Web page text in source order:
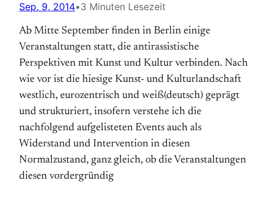
Sep. 9, 2014•3 Minuten Lesezeit
Ab Mitte September finden in Berlin einige
Veranstaltungen statt, die antirassistische
Perspektiven mit Kunst und Kultur verbinden. Nach
wie vor ist die hiesige Kunst- und Kulturlandschaft
westlich, eurozentrisch und weiß(deutsch) geprägt
und strukturiert, insofern verstehe ich die
nachfolgend aufgelisteten Events auch als
Widerstand und Intervention in diesen
Normalzustand, ganz gleich, ob die Veranstaltungen
diesen vordergründig